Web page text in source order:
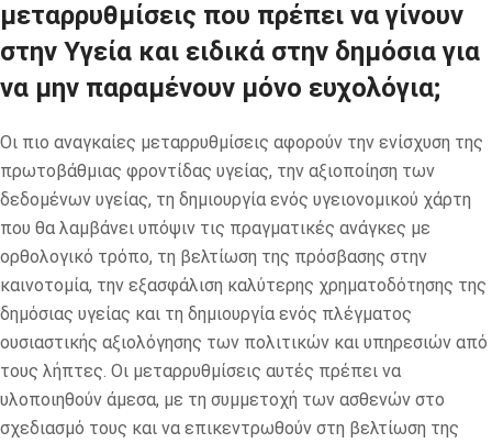
μεταρρυθμίσεις που πρέπει να γίνουν
στην Υγεία και ειδικά στην δημόσια για
να μην παραμένουν μόνο ευχολόγια;
Οι πιο αναγκαίες μεταρρυθμίσεις αφορούν την ενίσχυση της
πρωτοβάθμιας φροντίδας υγείας, την αξιοποίηση των
δεδομένων υγείας, τη δημιουργία ενός υγειονομικού χάρτη
που θα λαμβάνει υπόψιν τις πραγματικές ανάγκες με
ορθολογικό τρόπο, τη βελτίωση της πρόσβασης στην
καινοτομία, την εξασφάλιση καλύτερης χρηματοδότησης της
δημόσιας υγείας και τη δημιουργία ενός πλέγματος
ουσιαστικής αξιολόγησης των πολιτικών και υπηρεσιών από
τους λήπτες. Οι μεταρρυθμίσεις αυτές πρέπει να
υλοποιηθούν άμεσα, με τη συμμετοχή των ασθενών στο
σχεδιασμό τους και να επικεντρωθούν στη βελτίωση της